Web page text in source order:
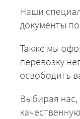
Наши
документы
Также мы
перевозку
освободить
Выбирая